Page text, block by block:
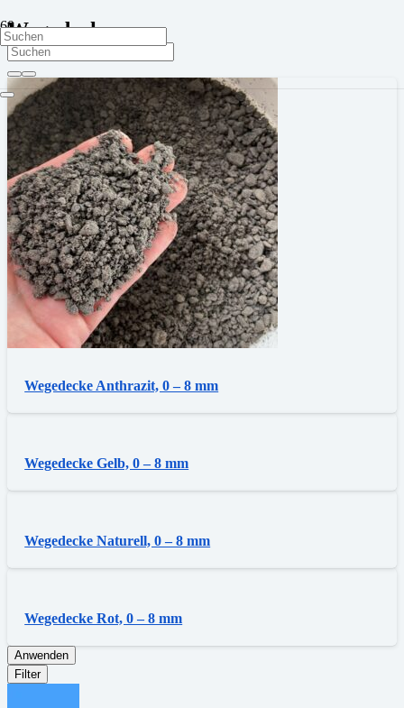
Wegedecke
Wegedecke Anthrazit, 0 – 8 mm
Wegedecke Gelb, 0 – 8 mm
Wegedecke Naturell, 0 – 8 mm
Wegedecke Rot, 0 – 8 mm
Anwenden
Filter